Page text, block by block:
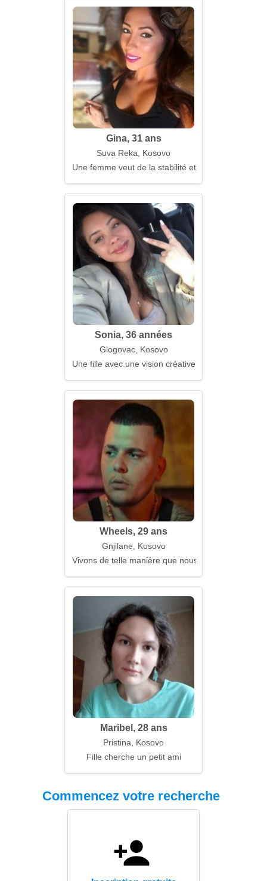
Gina, 31 ans
Suva Reka, Kosovo
Une femme veut de la stabilité et de la
Sonia, 36 années
Glogovac, Kosovo
Une fille avec une vision créative du monde
Wheels, 29 ans
Gnjilane, Kosovo
Vivons de telle manière que nous ne le regrettions
Maribel, 28 ans
Pristina, Kosovo
Fille cherche un petit ami
Commencez votre recherche